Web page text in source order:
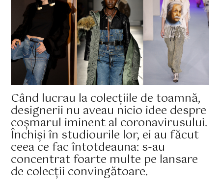
Când lucrau la colecțiile de toamnă,
designerii nu aveau nicio idee despre
coșmarul iminent al coronavirusului.
Închiși în studiourile lor, ei au făcut
ceea ce fac întotdeauna: s-au
concentrat foarte multe pe lansare
de colecții convingătoare.